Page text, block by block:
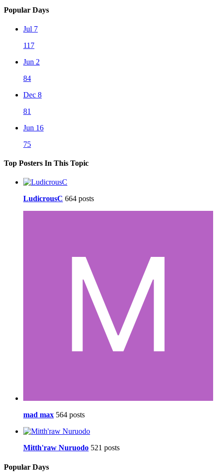
Popular Days
Jul 7
117
Jun 2
84
Dec 8
81
Jun 16
75
Top Posters In This Topic
LudicrousC 664 posts
mad max 564 posts
Mitth'raw Nuruodo 521 posts
Popular Days